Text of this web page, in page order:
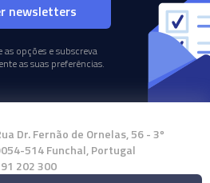
newsletters
as opções e subscreva
as suas preferências.
Dr. Fernão de Ornelas, 56 - 3º
514 Funchal, Portugal
202 300